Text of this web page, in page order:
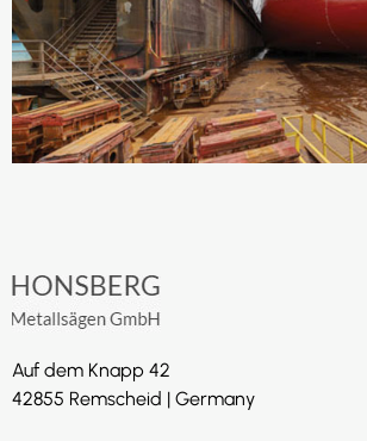
Auf dem Knapp 42
42855 Remscheid | Germany